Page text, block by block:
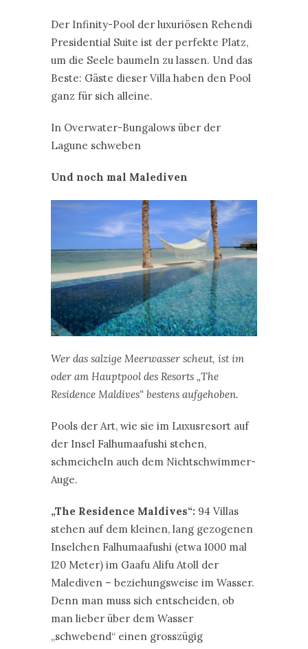
Lagune schweben
Und noch mal Malediven
Wer das salzige Meerwasser scheut, ist im
oder am Hauptpool des Resorts „The
Residence Maldives“ bestens aufgehoben.
Pools der Art, wie sie im Luxusresort auf
der Insel Falhumaafushi stehen,
Auge.
„The Residence Maldives“:94 Villas
Inselchen Falhumaafushi (etwa 1000 mal
120 Meter) im Gaafu Alifu Atoll der
Malediven – beziehungsweise im Wasser.
Denn man muss sich entscheiden, ob
„schwebend“ einen grosszügig
bemessenen Overwater-Bungalow
bewohnen will oder sein Tropen-Domizil
auf Zeit am Strand beziehen will. Und ob
man einen eigenen kleinen Pool für die
Erfrischung zwischendurch bevorzugt
oder sich mit dem Meer und dem
strandnahen Hauptpool begnügt.